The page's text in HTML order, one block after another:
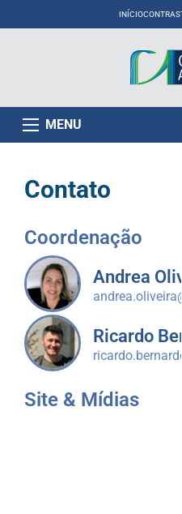
INÍCIO
MENU
Contato
Coordenação
Andrea
Ricardo
Site & Mídias